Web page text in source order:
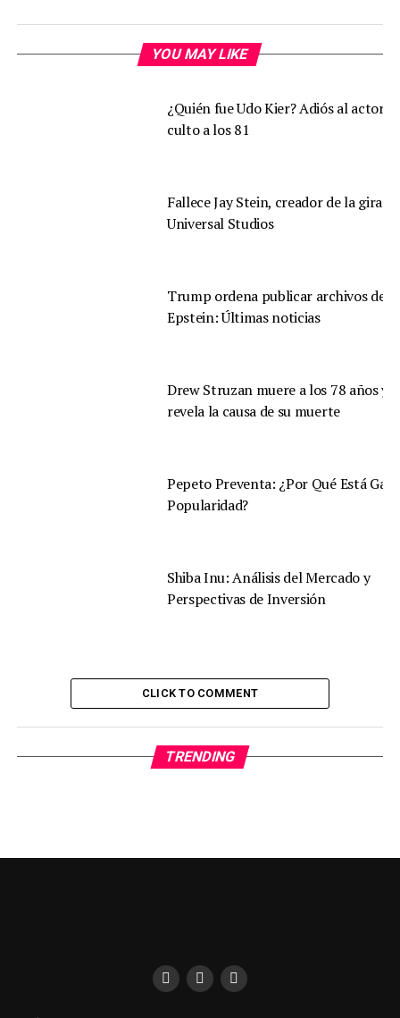
YOU MAY LIKE
¿Quién fue Udo Kier? Adiós al actor
culto a los 81
Fallece Jay Stein, creador de la gira de
Universal Studios
Trump ordena publicar archivos de
Epstein: Últimas noticias
Drew Struzan muere a los 78 años y
revela la causa de su muerte
Pepeto Preventa: ¿Por Qué Está
Popularidad?
Shiba Inu: Análisis del Mercado y
Perspectivas de Inversión
CLICK TO COMMENT
TRENDING